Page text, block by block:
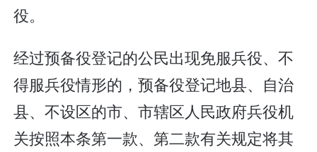
役。
经过预备役登记的公民出现免服兵役、不
得服兵役情形的，预备役登记地县、自治
县、不设区的市、市辖区人民政府兵役机
关按照本条第一款、第二款有关规定将其